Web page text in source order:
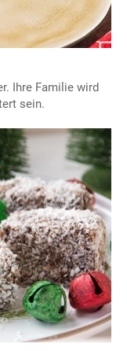
Ihre Familie wird
sein.